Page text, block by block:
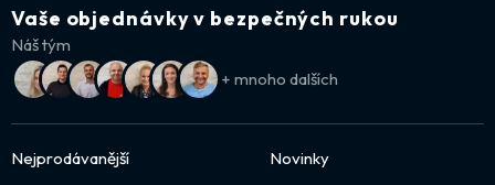
Vaše objednávky v bezpečných rukou
Náš tým
+ mnoho dalších
Nejprodávanější Novinky